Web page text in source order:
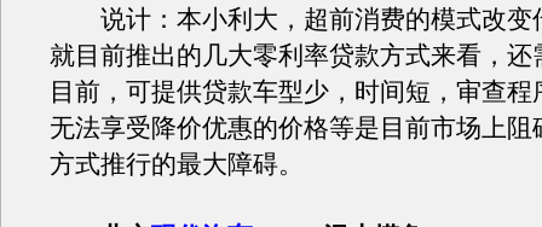
说计：本小利大，超前消费的模式改变
就目前推出的几大零利率贷款方式来看，还
目前，可提供贷款车型少，时间短，审查程
无法享受降价优惠的价格等是目前市场上阻
方式推行的最大障碍。